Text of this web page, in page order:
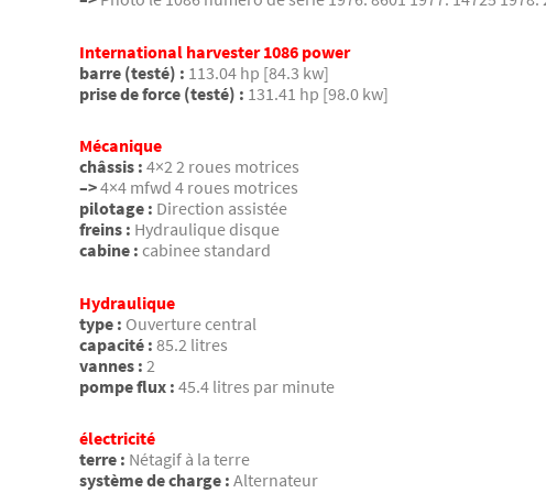
International harvester 1086 power
barre (testé) : 113.04 hp [84.3 kw]
prise de force (testé) : 131.41 hp [98.0 kw]
Mécanique
châssis : 4×2 2 roues motrices
–>4×4 mfwd 4 roues motrices
pilotage : Direction assistée
freins : Hydraulique disque
cabine : cabinee standard
Hydraulique
type : Ouverture central
capacité : 85.2 litres
vannes : 2
pompe flux : 45.4 litres par minute
électricité
terre : Nétagif à la terre
système de charge : Alternateur